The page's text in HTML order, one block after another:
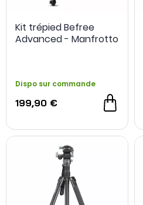
Kit trépied Befree
Advanced - Manfrotto
Dispo sur commande
199,90 €